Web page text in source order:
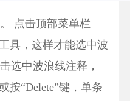
点击顶部菜单栏
具，这样才能选中波
选中波浪线注释，
按“Delete”键，单条